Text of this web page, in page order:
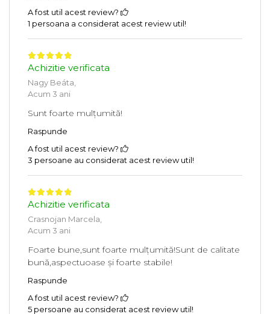
A fost util acest review?
1 persoana a considerat acest review util!
Achizitie verificata
Nagy Beáta,
Acum 3 ani
Sunt foarte mulțumită!
Raspunde
A fost util acest review?
3 persoane au considerat acest review util!
Achizitie verificata
Crasnojan Marcela,
Acum 3 ani
Foarte bune,sunt foarte mulțumită!Sunt de calitate
bună,aspectuoase și foarte stabile!
Raspunde
A fost util acest review?
5 persoane au considerat acest review util!